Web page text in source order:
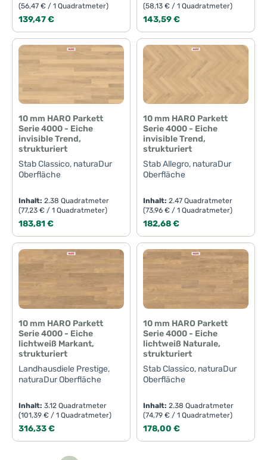
(56,47 € / 1 Quadratmeter)
Regulärer Preis:
139,47 €
(58,13 € / 1 Quadratmeter)
Regulärer Preis:
143,59 €
10 mm HARO Parkett
Serie 4000 - Eiche
invisible Trend,
strukturiert
Stab Classico, naturaDur
Oberfläche
Inhalt:2.38 Quadratmeter
(77,23 € / 1 Quadratmeter)
Regulärer Preis:
183,81 €
10 mm HARO Parkett
Serie 4000 - Eiche
invisible Trend,
strukturiert
Stab Allegro, naturaDur
Oberfläche
Inhalt:2.47 Quadratmeter
(73,96 € / 1 Quadratmeter)
Regulärer Preis:
182,68 €
10 mm HARO Parkett
Serie 4000 - Eiche
lichtweiß Markant,
strukturiert
Landhausdiele Prestige,
naturaDur Oberfläche
Inhalt:3.12 Quadratmeter
(101,39 € / 1 Quadratmeter)
Regulärer Preis:
316,33 €
10 mm HARO Parkett
Serie 4000 - Eiche
lichtweiß Naturale,
strukturiert
Stab Classico, naturaDur
Oberfläche
Inhalt:2.38 Quadratmeter
(74,79 € / 1 Quadratmeter)
Regulärer Preis:
178,00 €